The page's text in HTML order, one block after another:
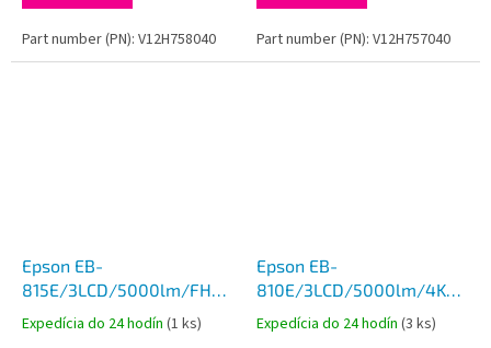
Part number (PN): V12H758040 Part number (PN): V12H757040
Epson EB-
815E/3LCD/5000lm/FHD/2x
HDMI/LAN/WiFi
Expedícia do 24 hodín (1 ks)
Epson EB-
810E/3LCD/5000lm/4K
UHD/2x HDMI/LAN/WiFi
Expedícia do 24 hodín (3 ks)